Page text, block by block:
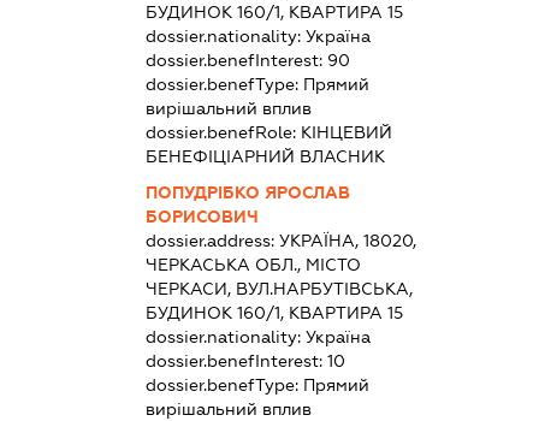
БУДИНОК 160/1, КВАРТИРА 15
dossier.nationality: Україна
dossier.benefInterest: 90
dossier.benefType: Прямий
вирішальний вплив
dossier.benefRole: КІНЦЕВИЙ
БЕНЕФІЦІАРНИЙ ВЛАСНИК
ПОПУДРІБКО ЯРОСЛАВ
БОРИСОВИЧ
dossier.address: УКРАЇНА, 18020,
ЧЕРКАСЬКА ОБЛ., МІСТО
ЧЕРКАСИ, ВУЛ.НАРБУТІВСЬКА,
БУДИНОК 160/1, КВАРТИРА 15
dossier.nationality: Україна
dossier.benefInterest: 10
dossier.benefType: Прямий
вирішальний вплив